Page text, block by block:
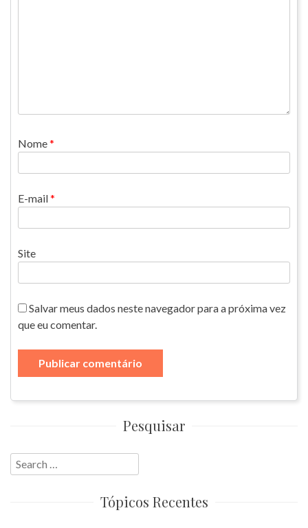
Nome*
E-mail*
Site
Salvar meus dados neste navegador para a próxima vez
que eu comentar.
Pesquisar
Search
for:
Tópicos Recentes